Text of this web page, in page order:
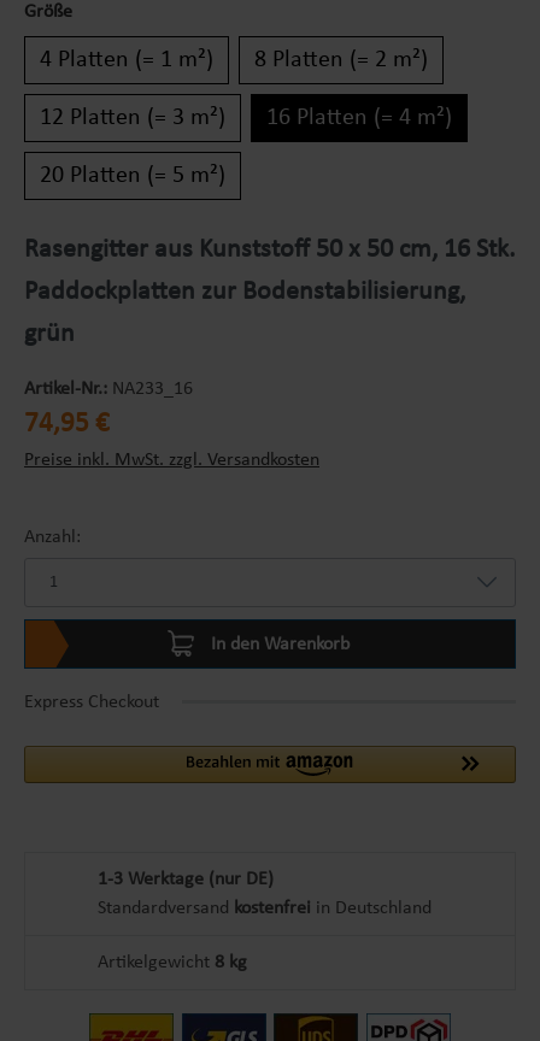
Größe
4 Platten (= 1 m²) 8 Platten (= 2 m²)
12 Platten (= 3 m²) 16 Platten (= 4 m²)
20 Platten (= 5 m²)
Rasengitter aus Kunststoff 50 x 50 cm, 16 Stk.
Paddockplatten zur Bodenstabilisierung,
grün
Artikel-Nr.: NA233_16
Regulärer Preis:
74,95 €
Preise inkl. MwSt. zzgl. Versandkosten
Anzahl:
In den Warenkorb
Express Checkout
1-3 Werktage (nur DE)
Standardversand kostenfrei in Deutschland
Artikelgewicht 8 kg